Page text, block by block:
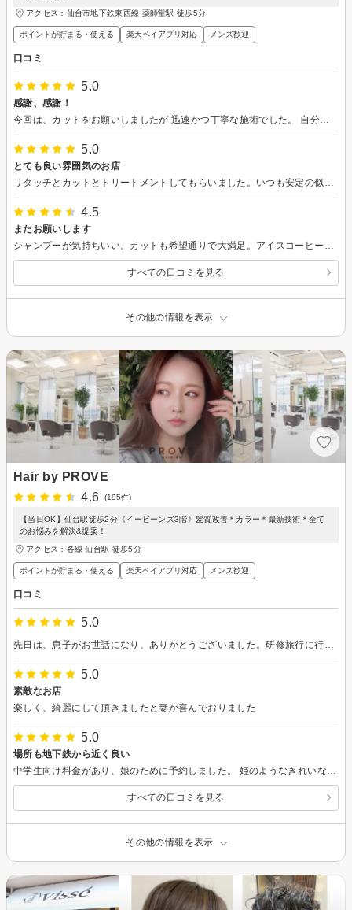
アクセス：仙台市地下鉄東西線 薬師堂駅 徒歩5分
ポイントが貯まる・使える 楽天ペイアプリ対応 メンズ歓迎
口コミ
5.0
感謝、感謝！
今回は、カットをお願いしましたが 迅速かつ丁寧な施術でした。 自分でも手入れしやすくなり、感謝しています! ありがとうございました。
5.0
とても良い雰囲気のお店
4.5
またお願いします
すべての口コミを見る
その他の情報を表示
Hair by PROVE
4.6
(195件)
【当日OK】仙台駅徒歩2分《イービーンズ3階》髪質改善＊カラー＊最新技術＊全て
のお悩みを解決&提案！
アクセス：各線 仙台駅 徒歩5分
ポイントが貯まる・使える 楽天ペイアプリ対応 メンズ歓迎
口コミ
5.0
5.0
素敵なお店
楽しく、綺麗にして頂きましたと妻が喜んでおりました
5.0
場所も地下鉄から近く良い
すべての口コミを見る
その他の情報を表示